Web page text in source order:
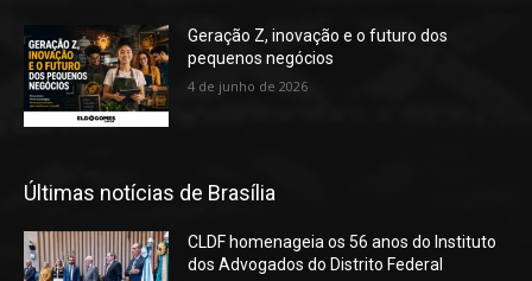
Geração Z, inovação e o futuro dos
pequenos negócios
4 de junho de 2026
Últimas notícias de Brasília
CLDF homenageia os 56 anos do Instituto
dos Advogados do Distrito Federal